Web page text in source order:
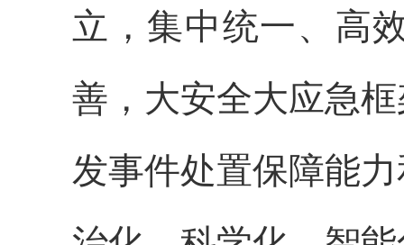
立，集中统一、高
善，大安全大应急
发事件处置保障能